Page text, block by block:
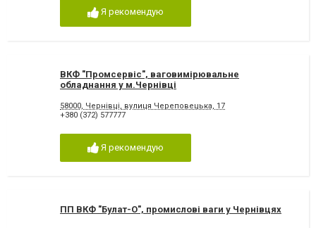
Я рекомендую
ВКФ "Промсервіс", ваговимірювальне
обладнання у м.Чернівці
58000, Чернівці, вулиця Череповецька, 17
+380 (372) 577777
Я рекомендую
ПП ВКФ "Булат-О", промислові ваги у Чернівцях